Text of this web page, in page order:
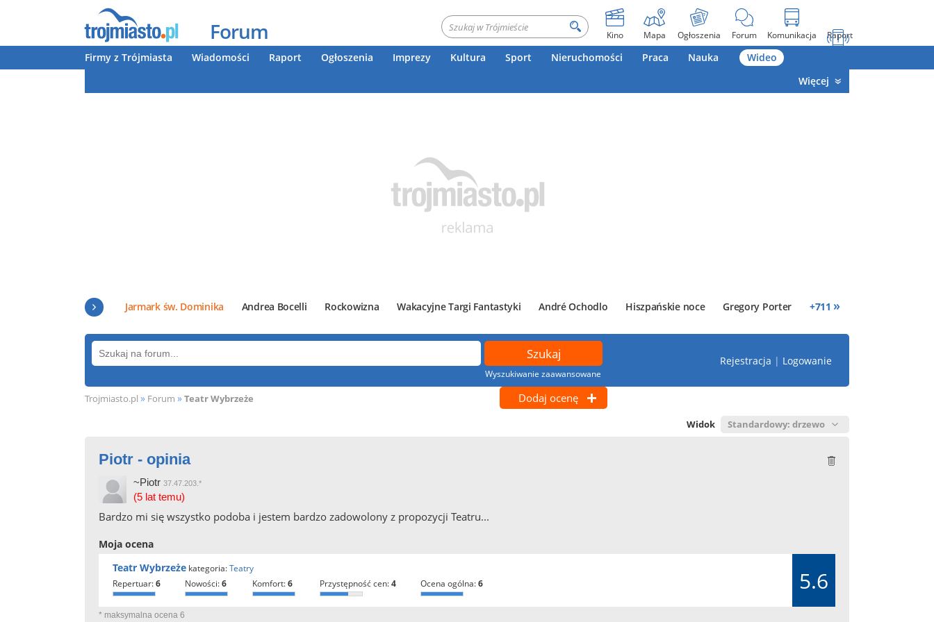
Forum Kino Mapa Ogłoszenia Forum Komunikacja Raport
Firmy z Trójmiasta Wiadomości Raport Ogłoszenia Imprezy Kultura Sport Nieruchomości Praca Nauka
Wideo
Więcej
Jarmark św. Dominika Andrea Bocelli Rockowizna Wakacyjne Targi Fantastyki André Ochodlo Hiszpańskie noce Gregory Porter +711 »
Wyszukiwanie zaawansowane
Rejestracja | Logowanie
Trojmiasto.pl » Forum » Teatr Wybrzeże Dodaj ocenę
Widok
Piotr - opinia
~Piotr 37.47.203.*
(5 lat temu)
Bardzo mi się wszystko podoba i jestem bardzo zadowolony z propozycji Teatru...
Moja ocena
Teatr Wybrzeże kategoria:Teatry
repertuar:6 nowości:6 komfort:6 przystępność cen:4 ocena ogólna:6 5.6
* maksymalna ocena 6